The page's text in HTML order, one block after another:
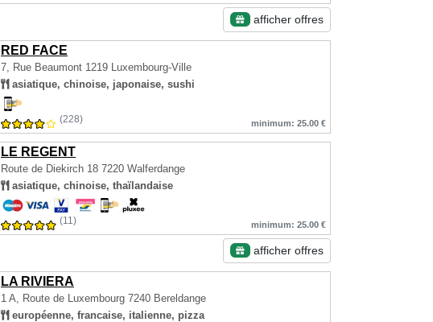
afficher offres
RED FACE
7, Rue Beaumont 1219 Luxembourg-Ville
asiatique, chinoise, japonaise, sushi
(228) minimum: 25.00 €
LE REGENT
Route de Diekirch 18 7220 Walferdange
asiatique, chinoise, thaïlandaise
(11) minimum: 25.00 €
afficher offres
LA RIVIERA
1 A, Route de Luxembourg 7240 Bereldange
européenne, francaise, italienne, pizza